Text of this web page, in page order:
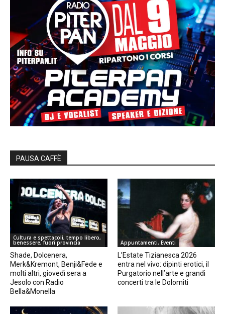
PAUSA CAFFÈ
Cultura e spettacoli, tempo libero,
benessere, fuori provincia
Shade, Dolcenera,
Merk&Kremont, Benji&Fede e
molti altri, giovedì sera a
Jesolo con Radio
Bella&Monella
Appuntamenti, Eventi
L’Estate Tizianesca 2026
entra nel vivo: dipinti erotici, il
Purgatorio nell’arte e grandi
concerti tra le Dolomiti